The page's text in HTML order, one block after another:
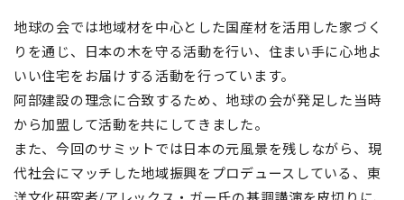
地球の会では地域材を中心とした国産材を活用した家づく
りを通じ、日本の木を守る活動を行い、住まい手に心地よ
いい住宅をお届けする活動を行っています。
阿部建設の理念に合致するため、地球の会が発足した当時
から加盟して活動を共にしてきました。
また、今回のサミットでは日本の元風景を残しながら、現
代社会にマッチした地域振興をプロデュースしている、東